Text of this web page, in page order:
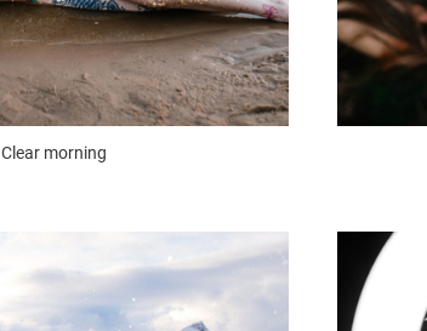
Clear morning